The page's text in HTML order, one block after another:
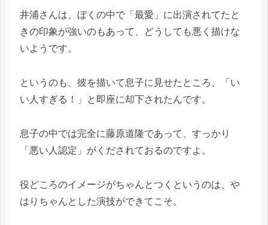
井浦さんは、ぼくの中で「最愛」に出演されてたと
きの印象が強いのもあって、どうしても悪く描けな
いようです。
というのも、彼を描いて息子に見せたところ、「い
い人すぎる！」と即座に却下されたんです。
息子の中では完全に藤原道隆であって、すっかり
「悪い人認定」がくだされておるのですよ。
役どころのイメージがちゃんとつくというのは、や
はりちゃんとした演技ができてこそ。